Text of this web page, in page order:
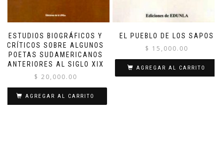
ESTUDIOS BIOGRÁFICOS Y
CRÍTICOS SOBRE ALGUNOS
POETAS SUDAMERICANOS
ANTERIORES AL SIGLO XIX
$ 20,000.00
AGREGAR AL CARRITO
EL PUEBLO DE LOS SAPOS
$ 15,000.00
AGREGAR AL CARRITO